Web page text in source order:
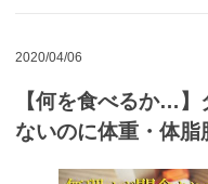
2020/04/06
【何を食べるか…
ないのに体重・体脂